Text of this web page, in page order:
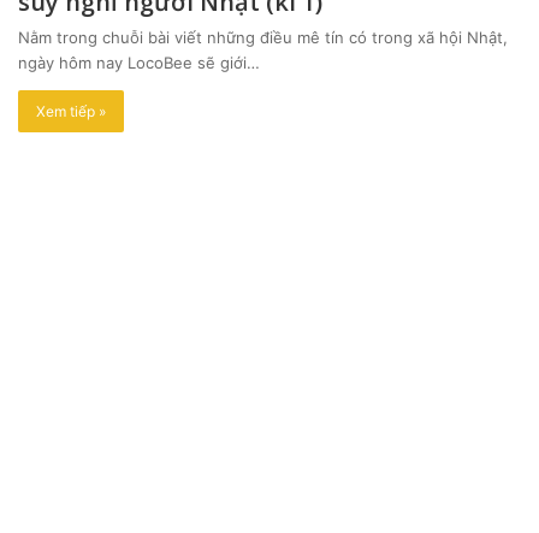
Nằm trong chuỗi bài viết những điều mê tín có trong xã hội Nhật,
ngày hôm nay LocoBee sẽ giới…
Xem tiếp »